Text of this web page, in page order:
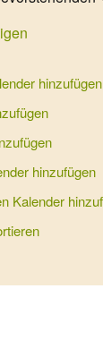
hinzufügen
hinzufügen
Kalender